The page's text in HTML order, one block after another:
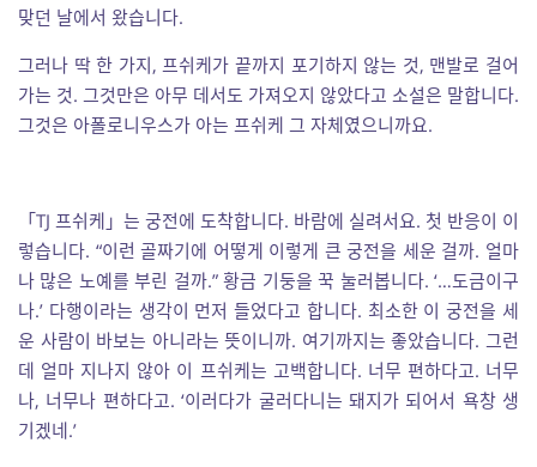
맞던 날에서 왔습니다.
그러나 딱 한 가지, 프쉬케가 끝까지 포기하지 않는 것, 맨발로 걸어
가는 것. 그것만은 아무 데서도 가져오지 않았다고 소설은 말합니다.
그것은 아폴로니우스가 아는 프쉬케 그 자체였으니까요.
「TJ 프쉬케」는 궁전에 도착합니다. 바람에 실려서요. 첫 반응이 이
렇습니다. “이런 골짜기에 어떻게 이렇게 큰 궁전을 세운 걸까. 얼마
나 많은 노예를 부린 걸까.” 황금 기둥을 꾹 눌러봅니다. ‘…도금이구
나.’ 다행이라는 생각이 먼저 들었다고 합니다. 최소한 이 궁전을 세
운 사람이 바보는 아니라는 뜻이니까. 여기까지는 좋았습니다. 그런
데 얼마 지나지 않아 이 프쉬케는 고백합니다. 너무 편하다고. 너무
나, 너무나 편하다고. ‘이러다가 굴러다니는 돼지가 되어서 욕창 생
기겠네.’